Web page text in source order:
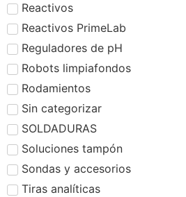
Reactivos
Reactivos PrimeLab
Reguladores de pH
Robots limpiafondos
Rodamientos
Sin categorizar
SOLDADURAS
Soluciones tampón
Sondas y accesorios
Tiras analíticas